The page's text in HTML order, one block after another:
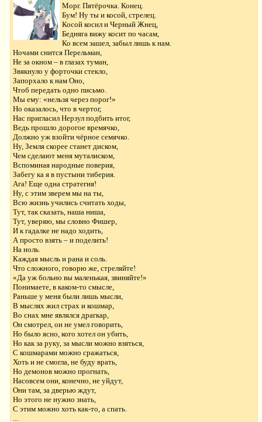
Морг. Пятёрочка. Конец.
Бум! Ну ты и косой, стрелец.
Косой косил и Черный Жнец,
Бедняга вижу косит по часам,
Ко всем зашел, забыл лишь к нам.
Ночами снится Перельман,
Не за окном – в глазах туман,
Звякнуло у форточки стекло,
Запорхало к нам Оно,
Чтоб передать одно письмо.
Мы ему: «нельзя через порог!»
Но оказалось, что в чертог,
Нас пригласил Нерзул подбить итог,
Ведь прошло дорогое времячко,
Должно уж взойти чёрное семячко.
Ну, Земля скорее станет диском,
Чем сделают меня муталиском,
Вспоминая народные поверия,
Забегу ка я в пустыни тиберия.
Ага! Еще одна стратегия!
Ну, с этим зверем мы на ты,
Всю жизнь учились считать ходы,
Тут, так сказать, наша ниша,
Тут, уверяю, мы словно Фишер,
И к гадалке не надо ходить,
А просто взять – и поделить!
На ноль.
Каждая мысль и рана и соль.
Что сложного, говорю же, стреляйте!
«Да уж больно вы маленькая, звиняйте!»
Понимаете, в каком-то смысле,
Раньше у меня были лишь мысли,
В мыслях жил страх и кошмар,
Во снах мне являлся драгкар,
Он смотрел, он не умел говорить,
Но было ясно, кого хотел он убить,
Но как за руку, за мысли можно взяться,
С кошмарами можно сражаться,
Хоть и не смогла, не буду врать,
Но демонов можно прогнать,
Насовсем они, конечно, не уйдут,
Они там, за дверью ждут,
Но этого не нужно знать,
С этим можно хоть как-то, а спать.